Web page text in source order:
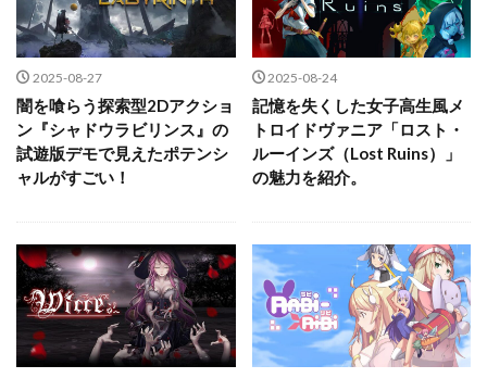
2025-08-27
闇を喰らう探索型2Dアクショ
ン『シャドウラビリンス』の
試遊版デモで見えたポテンシ
ャルがすごい！
2025-08-24
記憶を失くした女子高生風メ
トロイドヴァニア「ロスト・
ルーインズ（Lost Ruins）」
の魅力を紹介。